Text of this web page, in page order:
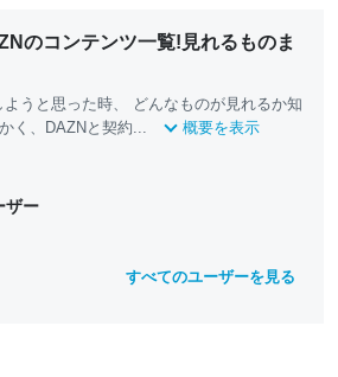
のコンテンツ一覧!見れるものま
うと思った時、 どんなものが見れるか知
く、DAZNと契約...
概要を表示
ザー
すべてのユーザーを見る